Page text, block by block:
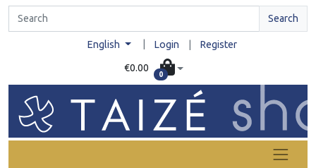
Search
English Login Register
€0.00
0